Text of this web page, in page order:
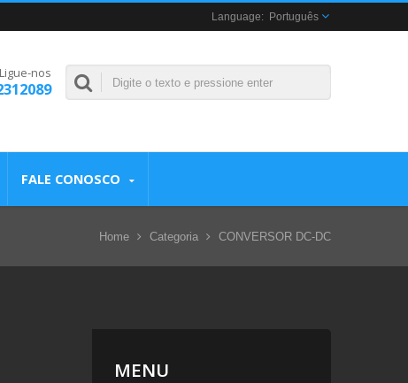
Português
Ligue-nos
FALE CONOSCO
Home Categoria CONVERSOR DC-DC
MENU